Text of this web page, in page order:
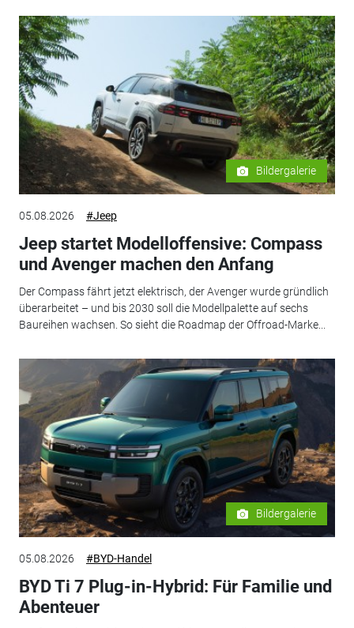
Bildergalerie
05.08.2026 #Jeep
Jeep startet Modelloffensive: Compass
und Avenger machen den Anfang
Der Compass fährt jetzt elektrisch, der Avenger wurde gründlich
überarbeitet – und bis 2030 soll die Modellpalette auf sechs
Baureihen wachsen. So sieht die Roadmap der Offroad-Marke...
Bildergalerie
05.08.2026 #BYD-Handel
BYD Ti 7 Plug-in-Hybrid: Für Familie und
Abenteuer